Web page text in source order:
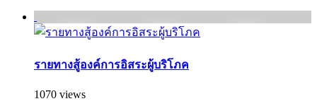
รายทางสู้องค์การอิสระผู้บริโภค
1070 views